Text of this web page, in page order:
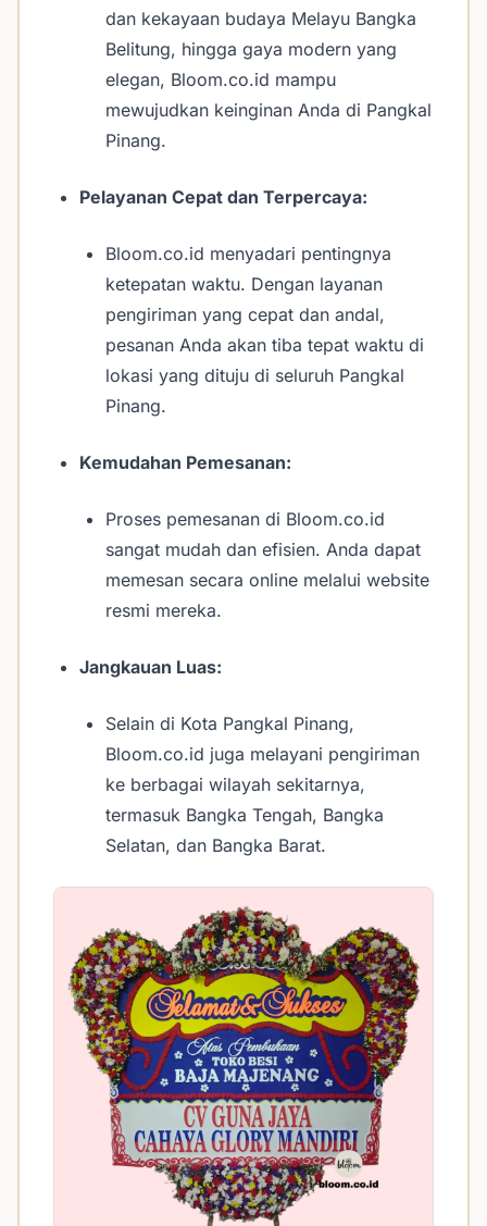
dan kekayaan budaya Melayu Bangka
Belitung, hingga gaya modern yang
elegan, Bloom.co.id mampu
mewujudkan keinginan Anda di Pangkal
Pinang.
Pelayanan Cepat dan Terpercaya:
Bloom.co.id menyadari pentingnya
ketepatan waktu. Dengan layanan
pengiriman yang cepat dan andal,
pesanan Anda akan tiba tepat waktu di
lokasi yang dituju di seluruh Pangkal
Pinang.
Kemudahan Pemesanan:
Proses pemesanan di Bloom.co.id
sangat mudah dan efisien. Anda dapat
memesan secara online melalui website
resmi mereka.
Jangkauan Luas:
Selain di Kota Pangkal Pinang,
Bloom.co.id juga melayani pengiriman
ke berbagai wilayah sekitarnya,
termasuk Bangka Tengah, Bangka
Selatan, dan Bangka Barat.